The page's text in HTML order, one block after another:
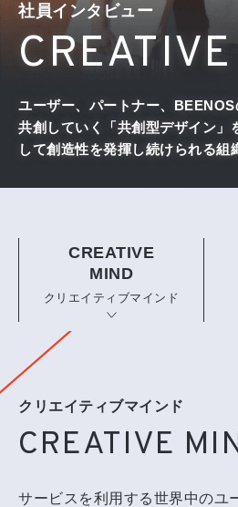
採用情報
社員インタビュー
CREATIVE
ユーザー、パートナー、
共創していく
「共創型デザイン
して創造性を発揮し続けられる組
CREATIVE
MIND
クリエイティブマインド
クリエイティブマインド
CREATIVE
サービスを利用する世界中のユ